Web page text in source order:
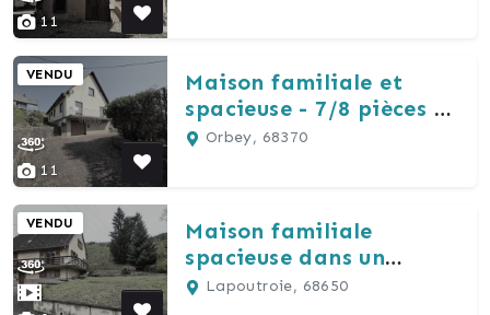
11
11
VENDU
Maison familiale et
spacieuse - 7/8 pièces –
144 m² habitables
Orbey, 68370
VENDU
Maison familiale
spacieuse dans un
superbe environnement
Lapoutroie, 68650